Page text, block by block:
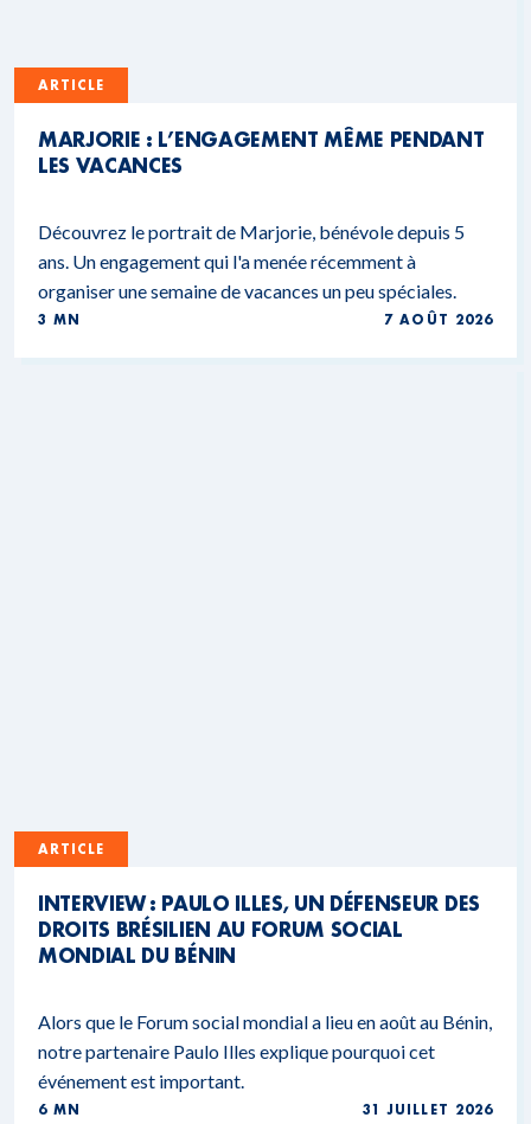
ARTICLE
MARJORIE : L’ENGAGEMENT MÊME PENDANT
LES VACANCES
Découvrez le portrait de Marjorie, bénévole depuis 5
ans. Un engagement qui l'a menée récemment à
organiser une semaine de vacances un peu spéciales.
3 MN 7 AOÛT 2026
ARTICLE
INTERVIEW : PAULO ILLES, UN DÉFENSEUR DES
DROITS BRÉSILIEN AU FORUM SOCIAL
MONDIAL DU BÉNIN
Alors que le Forum social mondial a lieu en août au Bénin,
notre partenaire Paulo Illes explique pourquoi cet
événement est important.
6 MN 31 JUILLET 2026